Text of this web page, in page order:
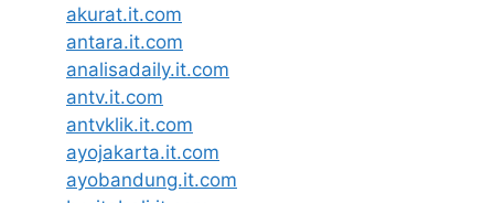
akurat.it.com
antara.it.com
analisadaily.it.com
antv.it.com
antvklik.it.com
ayojakarta.it.com
ayobandung.it.com